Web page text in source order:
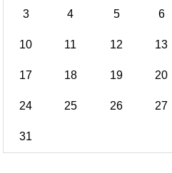
3 4 5 6
10 11 12 13
17 18 19 20
24 25 26 27
31